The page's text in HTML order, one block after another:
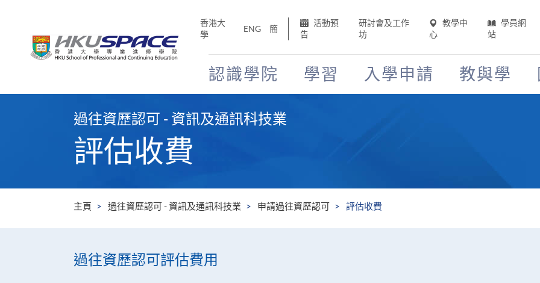
香港大
學
ENG 簡
活動預
告
研討會及工作
坊
教學中
心
學員網
站
認識學院 學習 入學申請 教與學
過往資歷認可 - 資訊及通訊科技業
評估收費
主頁 過往資歷認可 - 資訊及通訊科技業 申請過往資歷認可 評估收費
過往資歷認可評估費用